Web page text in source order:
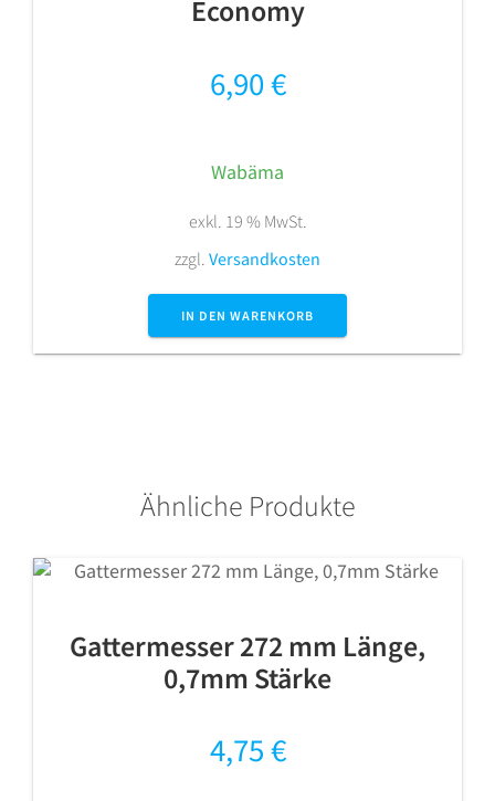
Economy
6,90€
Wabäma
exkl. 19 % MwSt.
zzgl. Versandkosten
IN DEN WARENKORB
Ähnliche Produkte
Gattermesser 272 mm Länge,
0,7mm Stärke
4,75€